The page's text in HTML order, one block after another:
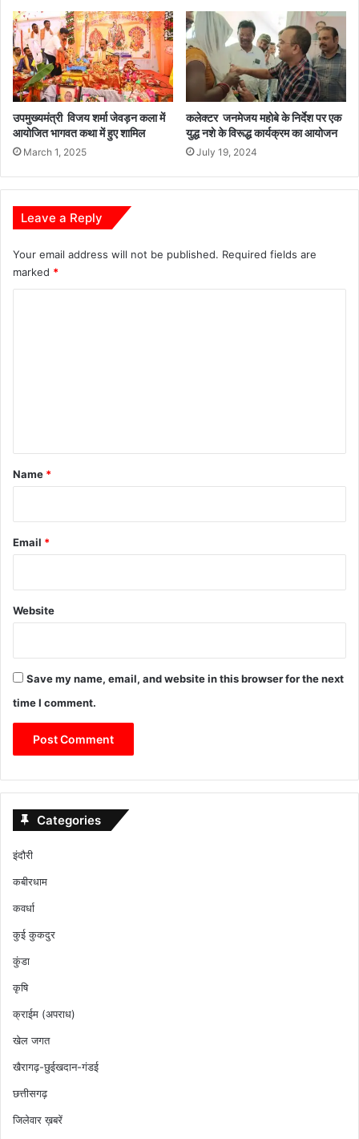
उपमुख्यमंत्री विजय शर्मा जेवड़न कला में
आयोजित भागवत कथा में हुए शामिल
March 1, 2025
कलेक्टर जनमेजय महोबे के निर्देश पर एक
युद्ध नशे के विरूद्ध कार्यक्रम का आयोजन
July 19, 2024
Leave a Reply
Your email address will not be published. Required fields are
marked *
*
Name *
Email *
Website
Save my name, email, and website in this browser for the next
time I comment.
Categories
इंदौरी
कबीरधाम
कवर्धा
कुई कुकदुर
कुंडा
कृषि
क्राईम (अपराध)
खेल जगत
खैरागढ़-छुईखदान-गंडई
छत्तीसगढ़
जिलेवार ख़बरें